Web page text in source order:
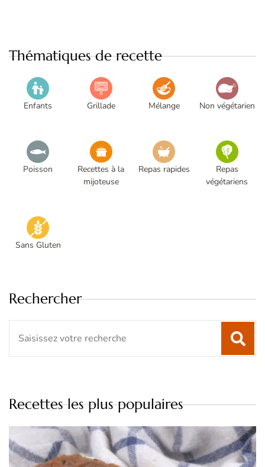
Thématiques de recette
Enfants Grillade Mélange Non végétarien
Poisson
Recettes à la
mijoteuse
Repas rapides
Repas
végétariens
Sans Gluten
Rechercher
Recettes les plus populaires